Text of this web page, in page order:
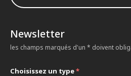
Newsletter
les champs marqués d'un * doivent
Choisissez un type*